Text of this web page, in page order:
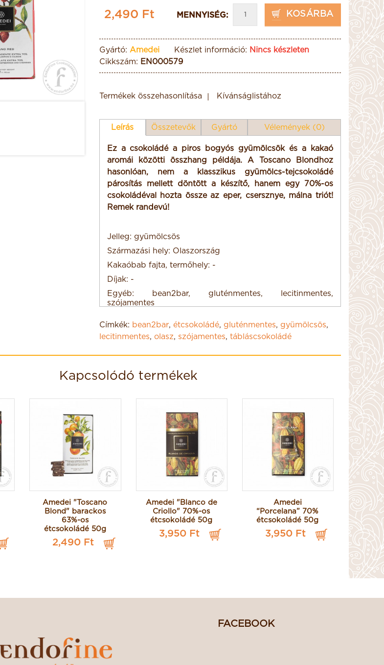
2,490 Ft MENNYISÉG: KOSÁRBA
Gyártó: Amedei Készlet információ: Nincs készleten
Cikkszám: EN000579
Termékek összehasonlítása Kívánságlistához
Leírás Összetevők Gyártó Vélemények (0)
Ez a csokoládé a piros bogyós gyümölcsök és a kakaó
aromái közötti összhang példája. A Toscano Blondhoz
hasonlóan, nem a klasszikus gyümölcs-tejcsokoládé
párosítás mellett döntött a készítő, hanem egy 70%-os
csokoládéval hozta össze az eper, csersznye, málna triót!
Remek randevú!
Jelleg: gyümölcsös
Származási hely: Olaszország
Kakaóbab fajta, termőhely: -
Díjak: -
Egyéb: bean2bar, gluténmentes, lecitinmentes,
szójamentes
Címkék: bean2bar, étcsokoládé, gluténmentes, gyümölcsös,
lecitinmentes, olasz, szójamentes, tábláscsokoládé
Kapcsolódó termékek
Amedei "Toscano
Blond" barackos
63%-os
étcsokoládé 50g
2,490 Ft
Amedei "Blanco de
Criollo" 70%-os
étcsokoládé 50g
3,950 Ft
Amedei
“Porcelana” 70%
étcsokoládé 50g
3,950 Ft
FACEBOOK